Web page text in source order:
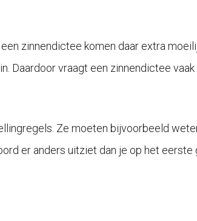
zinnendictee komen daar extra
Daardoor vraagt een zinnendictee
Ze moeten bijvoorbeeld
er anders uitziet dan je op het eerste